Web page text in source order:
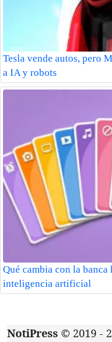
Tesla vende autos, pero
a IA y robots
Qué cambia con la
inteligencia artificial
NotiPress © 2019 -